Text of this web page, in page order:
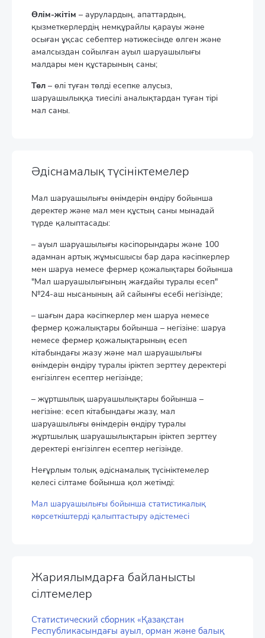
Өлім-жітім – аурулардың, апаттардың,
қызметкерлердің немқұрайлы қарауы және
осыған ұқсас себептер нәтижесінде өлген және
амалсыздан сойылған ауыл шаруашылығы
малдары мен құстарының саны;
Төл – өлі туған төлді есепке алусыз,
шаруашылыққа тиесілі аналықтардан туған тірі
мал саны.
Әдіснамалық түсініктемелер
Мал шаруашылығы өнімдерін өндіру бойынша
деректер және мал мен құстың саны мынадай
түрде қалыптасады:
– ауыл шаруашылығы кәсіпорындары және 100
адамнан артық жұмысшысы бар дара кәсіпкерлер
мен шаруа немесе фермер қожалықтары бойынша
"Мал шаруашылығының жағдайы туралы есеп"
№24-аш нысанының ай сайынғы есебі негізінде;
– шағын дара кәсіпкерлер мен шаруа немесе
фермер қожалықтары бойынша – негізіне: шаруа
немесе фермер қожалықтарының есеп
кітабындағы жазу және мал шаруашылығы
өнімдерін өндіру туралы іріктеп зерттеу деректері
енгізілген есептер негізінде;
– жұртшылық шаруашылықтары бойынша –
негізіне: есеп кітабындағы жазу, мал
шаруашылығы өнімдерін өндіру туралы
жұртшылық шаруашылықтарын іріктеп зерттеу
деректері енгізілген есептер негізінде.
Неғұрлым толық әдіснамалық түсініктемелер
келесі сілтаме бойынша қол жетімді:
Мал шаруашылығы бойынша статистикалық
көрсеткіштерді қалыптастыру әдістемесі
Жариялымдарға байланысты
сілтемелер
Статистический сборник «Қазақстан
Республикасындағы ауыл, орман және балық